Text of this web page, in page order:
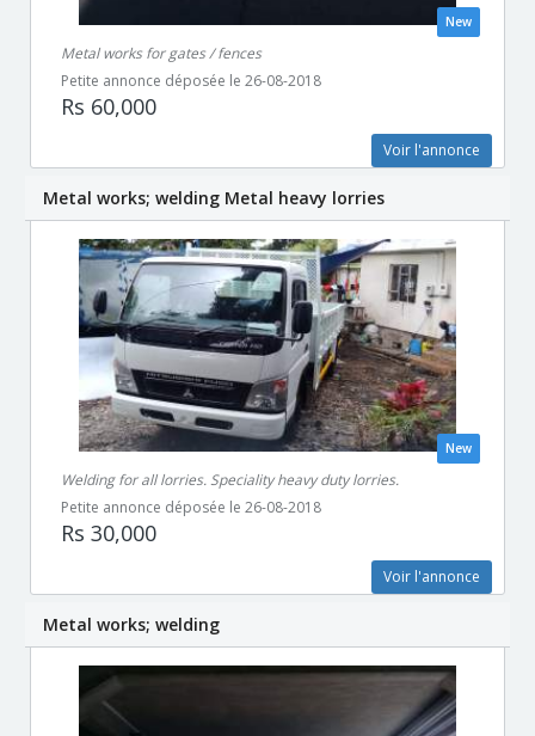
New
Metal works for gates / fences
Petite annonce déposée le 26-08-2018
Rs 60,000
Voir l'annonce
Metal works; welding Metal heavy lorries
New
Welding for all lorries. Speciality heavy duty lorries.
Petite annonce déposée le 26-08-2018
Rs 30,000
Voir l'annonce
Metal works; welding